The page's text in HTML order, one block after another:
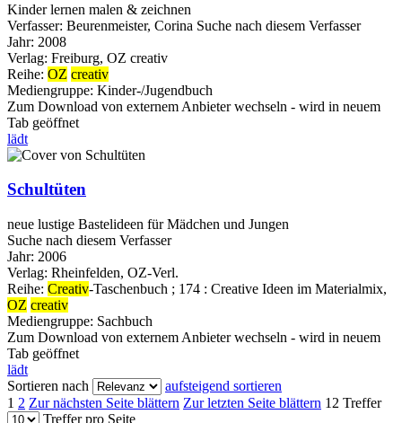
Kinder lernen malen & zeichnen
Verfasser: Beurenmeister, Corina Suche nach diesem Verfasser
Jahr: 2008
Verlag: Freiburg, OZ creativ
Reihe: OZ creativ
Mediengruppe: Kinder-/Jugendbuch
Zum Download von externem Anbieter wechseln - wird in neuem
Tab geöffnet
lädt
Schultüten
neue lustige Bastelideen für Mädchen und Jungen
Suche nach diesem Verfasser
Jahr: 2006
Verlag: Rheinfelden, OZ-Verl.
Reihe: Creativ-Taschenbuch ; 174 : Creative Ideen im Materialmix,
OZ creativ
Mediengruppe: Sachbuch
Zum Download von externem Anbieter wechseln - wird in neuem
Tab geöffnet
lädt
Sortieren nach
aufsteigend sortieren
1 2 Zur nächsten Seite blättern Zur letzten Seite blättern 12 Treffer
Treffer pro Seite